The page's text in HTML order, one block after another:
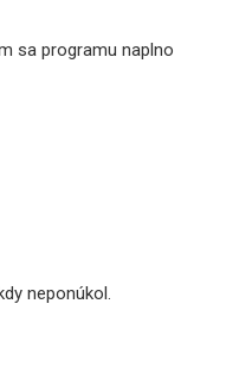
sa programu naplno
neponúkol.